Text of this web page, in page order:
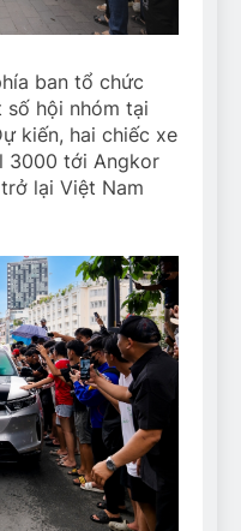
ban tổ chức
số hội nhóm tại
kiến, hai chiếc xe
3000 tới Angkor
lại Việt Nam